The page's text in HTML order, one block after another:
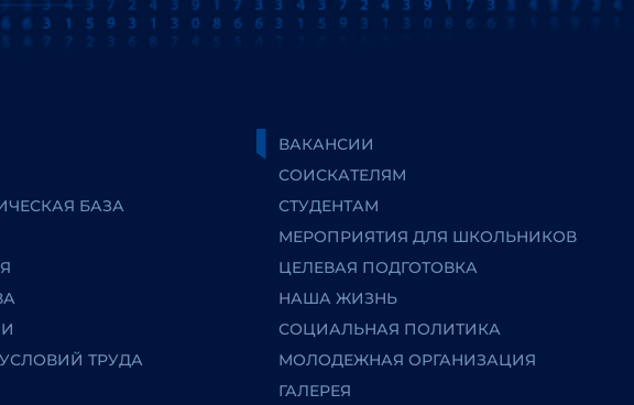
БАЗА
ТРУДА
ВАКАНСИИ
СОИСКАТЕЛЯМ
СТУДЕНТАМ
МЕРОПРИЯТИЯ ДЛЯ ШКОЛЬНИКОВ
ЦЕЛЕВАЯ ПОДГОТОВКА
НАША ЖИЗНЬ
СОЦИАЛЬНАЯ ПОЛИТИКА
МОЛОДЕЖНАЯ ОРГАНИЗАЦИЯ
ГАЛЕРЕЯ